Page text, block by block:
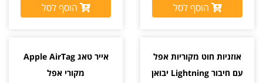
הוסף לסל הוסף לסל
אוזניות חוט מקוריות אפל
עם חיבור Lightning יבואן
אייר טאג Apple AirTag
מקורי אפל